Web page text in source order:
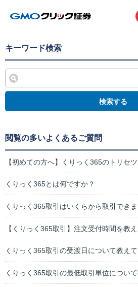
キーワード検索
検索する
閲覧の多いよくあるご質問
【初めての方へ】くりっく365のトリセツ
くりっく365とは何ですか？
くりっく365取引はいくらから取引できま
【くりっく365取引】注文受付時間を教え
くりっく365取引の受渡日について教えて
くりっく365取引の最低取引単位について